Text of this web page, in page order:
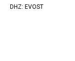
DHZ: EVOST